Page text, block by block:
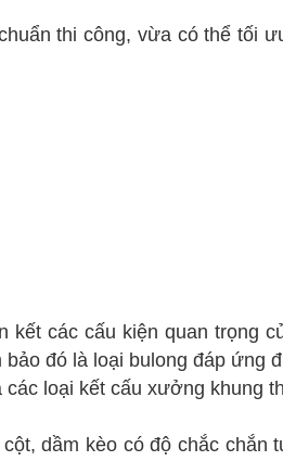
thi công, vừa có thể tối
các cấu kiện quan trọng
đó là loại bulong đáp ứng
loại kết cấu xưởng khung
dầm kèo có độ chắc chắn